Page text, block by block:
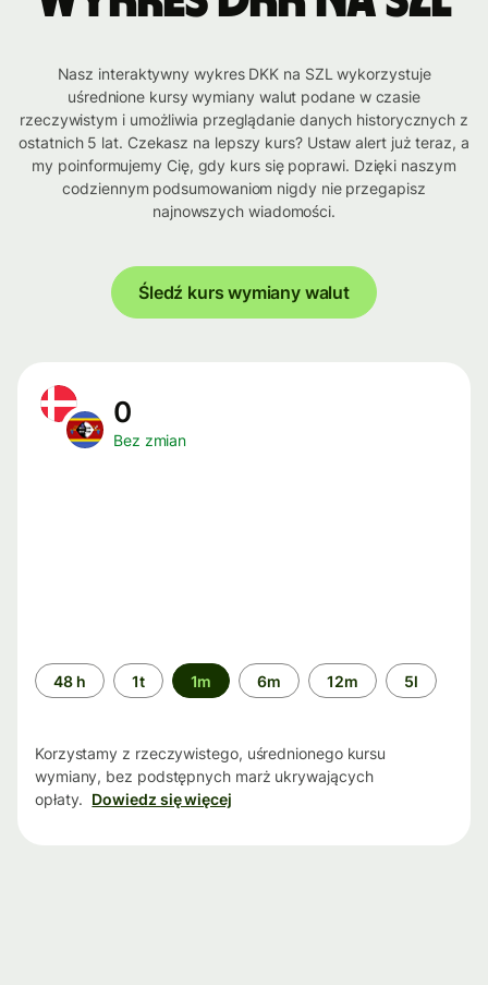
Nasz interaktywny wykres DKK na SZL wykorzystuje
uśrednione kursy wymiany walut podane w czasie
rzeczywistym i umożliwia przeglądanie danych historycznych z
ostatnich 5 lat. Czekasz na lepszy kurs? Ustaw alert już teraz, a
my poinformujemy Cię, gdy kurs się poprawi. Dzięki naszym
codziennym podsumowaniom nigdy nie przegapisz
najnowszych wiadomości.
Śledź kurs wymiany walut
0
Bez zmian
Przedział
czasu
48 h 1t 1m 6m 12m 5l
Korzystamy z rzeczywistego, uśrednionego kursu
wymiany, bez podstępnych marż ukrywających
opłaty. Dowiedz się więcej